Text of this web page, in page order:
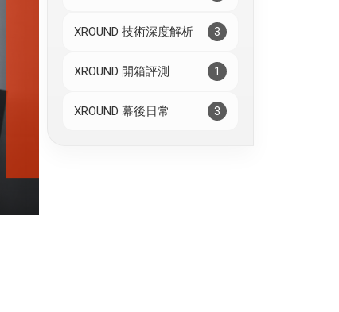
XROUND 技術深度解析 3
XROUND 開箱評測 1
XROUND 幕後日常 3